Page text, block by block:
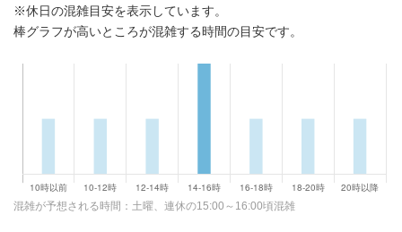
※休日の混雑目安を表示しています。
棒グラフが高いところが混雑する時間の目安です。
混雑が予想される時間：土曜、連休の15:00～16:00頃混雑